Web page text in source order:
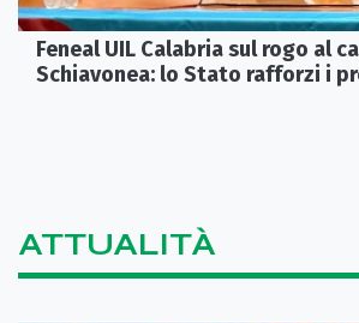
Feneal UIL Calabria sul rogo al
Schiavonea: lo Stato rafforzi i
ATTUALITÀ